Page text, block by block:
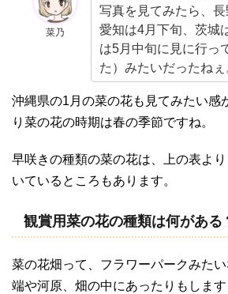
菜乃
写真を見てみたら、長
愛知は4月下旬、茨城
は5月中旬に見に行っ
た）みたいだったねぇ
沖縄県の1月の菜の花も見てみたい感
り菜の花の時期は春の季節ですね。
早咲きの種類の菜の花は、上の表よ
いているところもあります。
観賞用菜の花の種類は何がある
菜の花畑って、フラワーパークみた
端や河原、畑の中にあったりもします